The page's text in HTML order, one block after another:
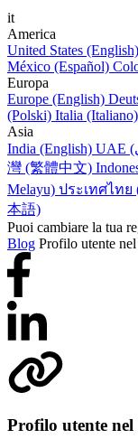
it
America
United States (English)
México (Español)
Europa
Europe (English)
(Polski) Italia (Italiano)
Asia
India (English)
灣 (繁體中文)
Melayu) ประเทศไทย
本語)
Puoi cambiare la tua
Blog Profilo utente
Profilo utente